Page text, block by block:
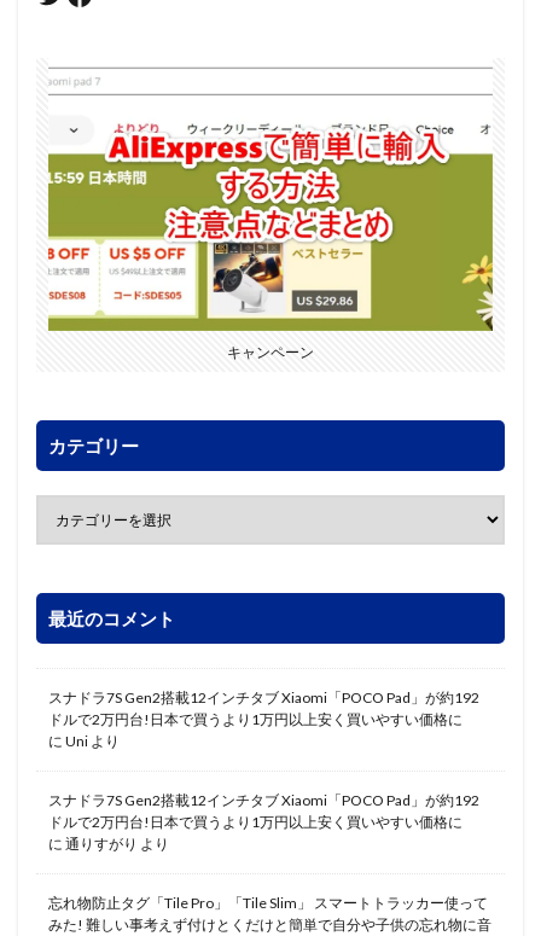
キャンペーン
カテゴリー
最近のコメント
スナドラ7S Gen2搭載12インチタブ Xiaomi「POCO Pad」が約192
ドルで2万円台!日本で買うより1万円以上安く買いやすい価格に
に Uni より
スナドラ7S Gen2搭載12インチタブ Xiaomi「POCO Pad」が約192
ドルで2万円台!日本で買うより1万円以上安く買いやすい価格に
に 通りすがり より
忘れ物防止タグ「Tile Pro」「Tile Slim」 スマートトラッカー使って
みた! 難しい事考えず付けとくだけと簡単で自分や子供の忘れ物に音